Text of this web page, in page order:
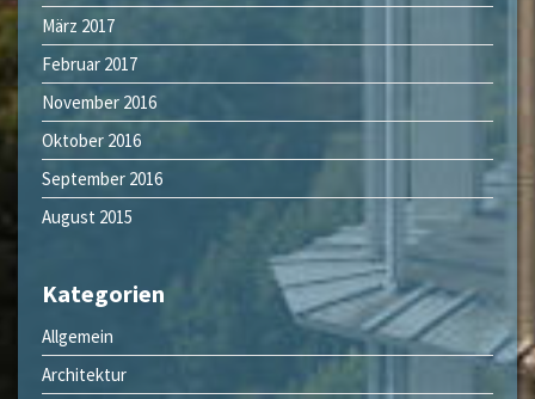
März 2017
Februar 2017
November 2016
Oktober 2016
September 2016
August 2015
Kategorien
Allgemein
Architektur